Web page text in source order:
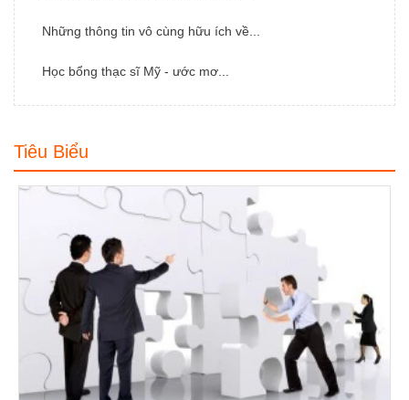
Những thông tin vô cùng hữu ích về...
Học bổng thạc sĩ Mỹ - ước mơ...
Tiêu Biểu